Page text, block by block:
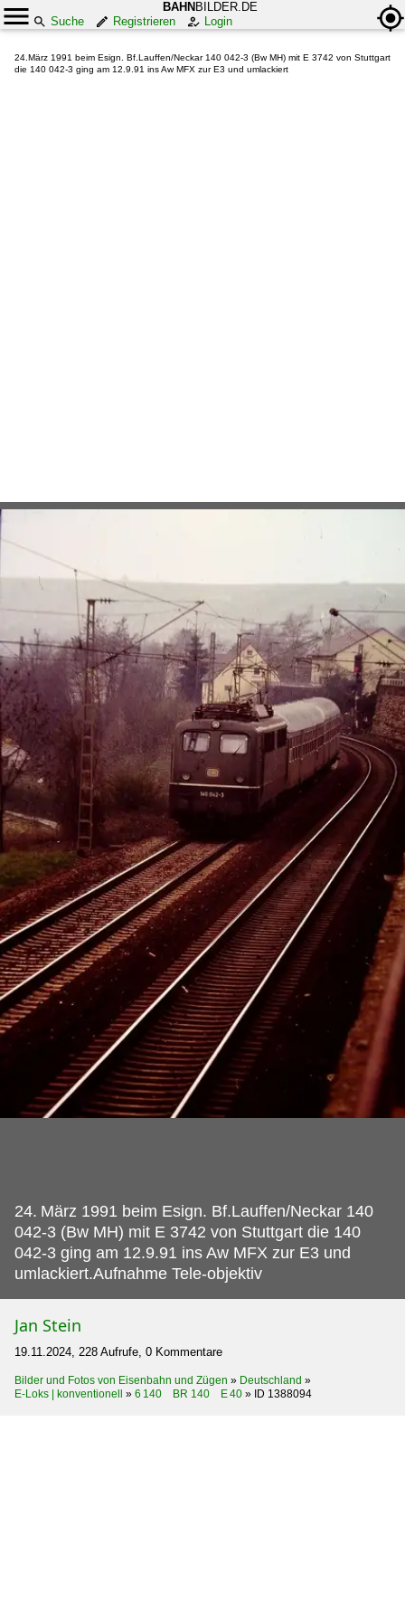
BAHN BILDER.DE
Suche
Registrieren Login
24.März 1991 beim Esign. Bf.Lauffen/Neckar 140 042-3 (Bw MH) mit E 3742 von Stuttgart
die 140 042-3 ging am 12.9.91 ins Aw MFX zur E3 und umlackiert
24. März 1991 beim Esign. Bf.Lauffen/Neckar 140
042-3 (Bw MH) mit E 3742 von Stuttgart die 140
042-3 ging am 12.9.91 ins Aw MFX zur E3 und
umlackiert.Aufnahme Tele-objektiv
Jan Stein
19.11.2024, 228 Aufrufe, 0 Kommentare
Bilder und Fotos von Eisenbahn und Zügen » Deutschland »
E-Loks | konventionell
» 6 140 BR 140 E 40 » ID 1388094